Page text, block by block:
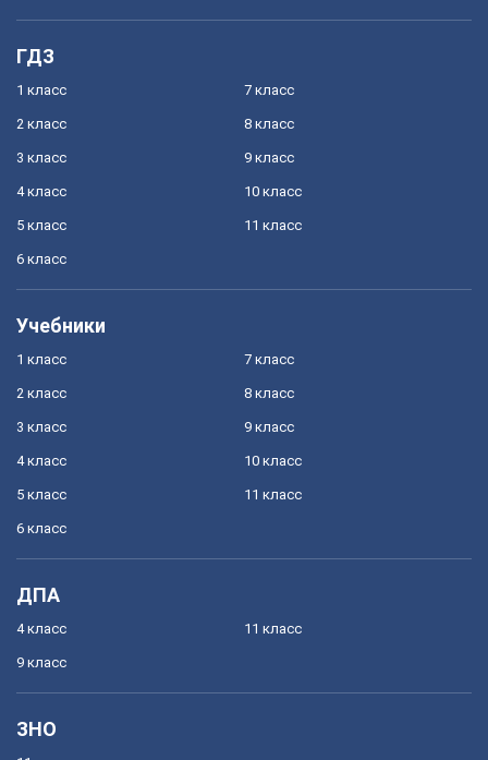
ГДЗ
1 класс
2 класс
3 класс
4 класс
5 класс
6 класс
7 класс
8 класс
9 класс
10 класс
11 класс
Учебники
1 класс
2 класс
3 класс
4 класс
5 класс
6 класс
7 класс
8 класс
9 класс
10 класс
11 класс
ДПА
4 класс
9 класс
11 класс
ЗНО